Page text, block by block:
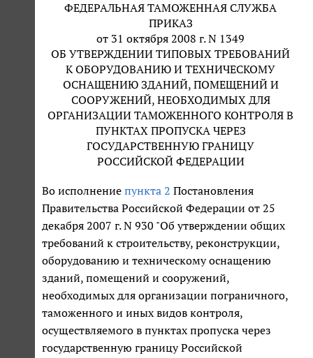
ФЕДЕРАЛЬНАЯ ТАМОЖЕННАЯ СЛУЖБА
ПРИКАЗ
от 31 октября 2008 г. N 1349
ОБ УТВЕРЖДЕНИИ ТИПОВЫХ ТРЕБОВАНИЙ
К ОБОРУДОВАНИЮ И ТЕХНИЧЕСКОМУ
ОСНАЩЕНИЮ ЗДАНИЙ, ПОМЕЩЕНИЙ И
СООРУЖЕНИЙ, НЕОБХОДИМЫХ ДЛЯ
ОРГАНИЗАЦИИ ТАМОЖЕННОГО КОНТРОЛЯ В
ПУНКТАХ ПРОПУСКА ЧЕРЕЗ
ГОСУДАРСТВЕННУЮ ГРАНИЦУ
РОССИЙСКОЙ ФЕДЕРАЦИИ
Во исполнение пункта 2 Постановления
Правительства Российской Федерации от 25
декабря 2007 г. N 930 "Об утверждении общих
требований к строительству, реконструкции,
оборудованию и техническому оснащению
зданий, помещений и сооружений,
необходимых для организации пограничного,
таможенного и иных видов контроля,
осуществляемого в пунктах пропуска через
государственную границу Российской